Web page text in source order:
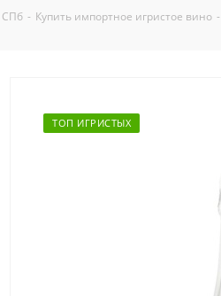
СПб - Купить импортное игристое вино -
ТОП ИГРИСТЫХ